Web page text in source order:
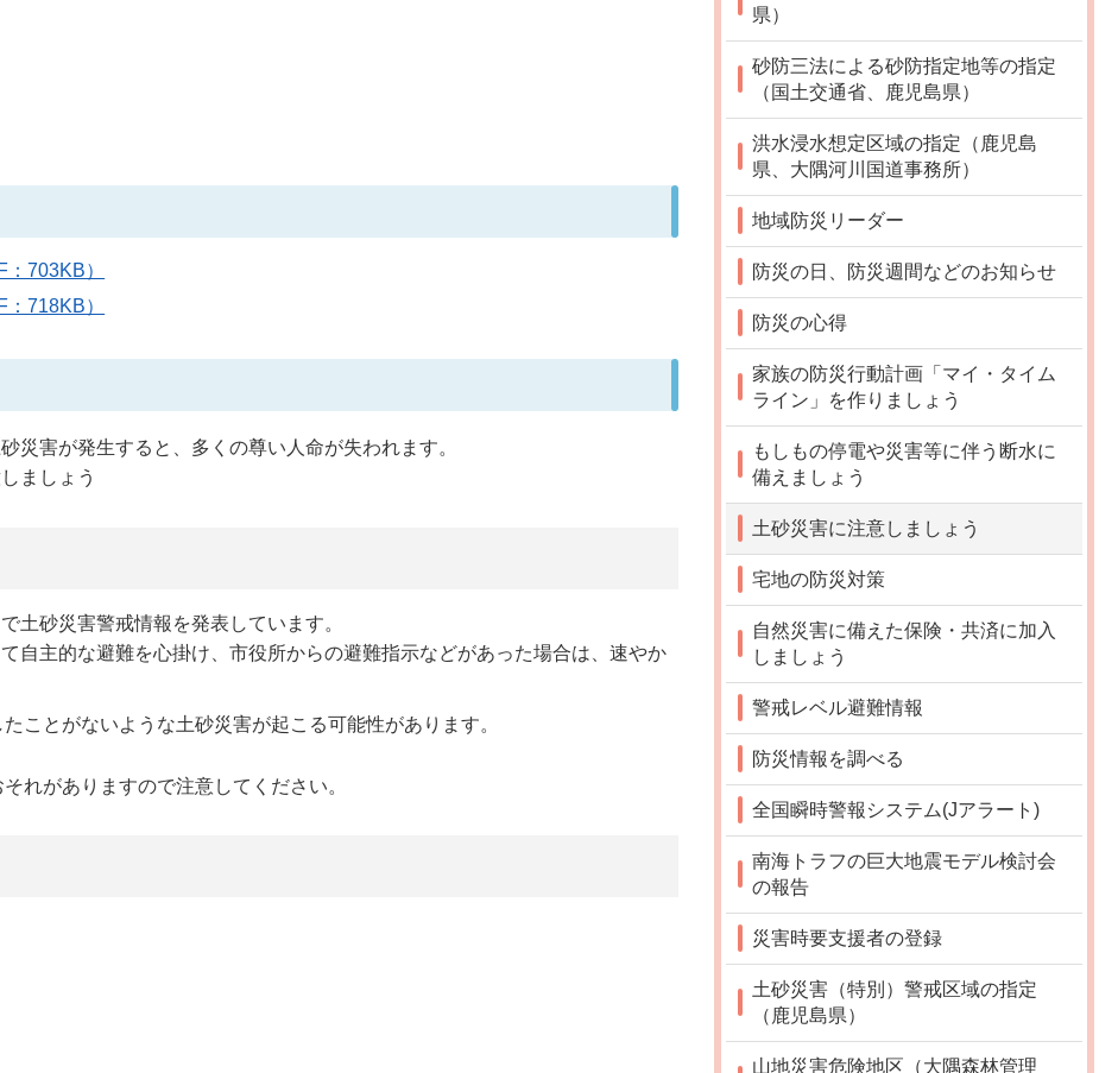
703KB）
718KB）
災害が発生すると、多くの尊い人命が失われます。
ましょう
土砂災害警戒情報を発表しています。
自主的な避難を心掛け、市役所からの避難指示などがあった場合は、速やか
ことがないような土砂災害が起こる可能性があります。
れがありますので注意してください。
県）
砂防三法による砂防指定地等の指定
（国土交通省、鹿児島県）
洪水浸水想定区域の指定（鹿児島
県、大隅河川国道事務所）
地域防災リーダー
防災の日、防災週間などのお知らせ
防災の心得
家族の防災行動計画「マイ・タイム
ライン」を作りましょう
もしもの停電や災害等に伴う断水に
備えましょう
土砂災害に注意しましょう
宅地の防災対策
自然災害に備えた保険・共済に加入
しましょう
警戒レベル避難情報
防災情報を調べる
全国瞬時警報システム(Jアラート)
南海トラフの巨大地震モデル検討会
の報告
災害時要支援者の登録
土砂災害（特別）警戒区域の指定
（鹿児島県）
山地災害危険地区（大隅森林管理